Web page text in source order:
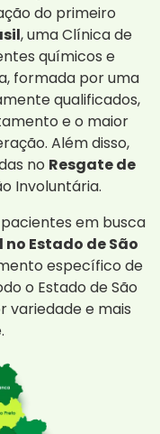
do primeiro
, uma Clínica de
químicos e
formada por uma
qualificados,
e o maior
Além disso,
no Resgate de
Involuntária.
em busca
Estado de São
específico de
o Estado de São
variedade e mais